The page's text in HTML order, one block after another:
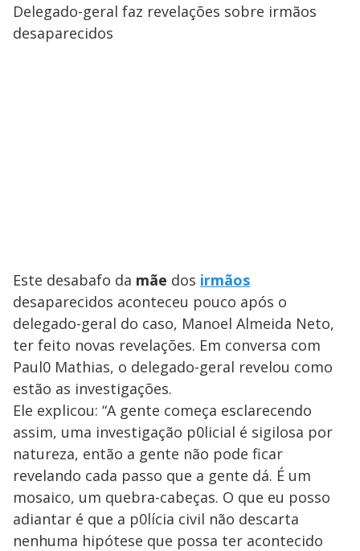
Delegado-geral faz revelações sobre irmãos
desaparecidos
Este desabafo da mãe dos irmãos
desaparecidos aconteceu pouco após o
delegado-geral do caso, Manoel Almeida Neto,
ter feito novas revelações. Em conversa com
Paul0 Mathias, o delegado-geral revelou como
estão as investigações.
Ele explicou: “A gente começa esclarecendo
assim, uma investigação p0licial é sigilosa por
natureza, então a gente não pode ficar
revelando cada passo que a gente dá. É um
mosaico, um quebra-cabeças. O que eu posso
adiantar é que a p0lícia civil não descarta
nenhuma hipótese que possa ter acontecido